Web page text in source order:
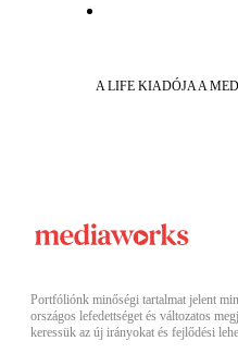
A LIFE KIADÓJA A
Portfóliónk minőségi tartalmat jelent
országos lefedettséget és változatos
keressük az új irányokat és fejlődési